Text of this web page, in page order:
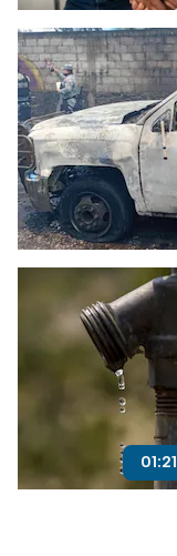
01:21